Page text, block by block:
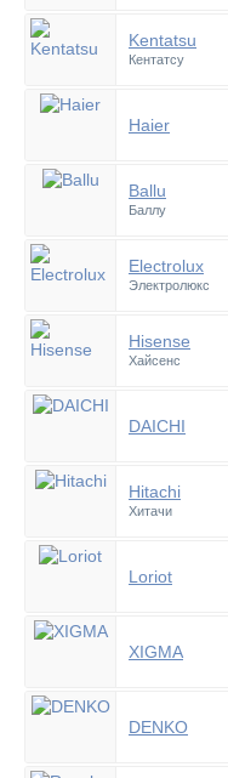
Kentatsu
Кентатсу
Haier
Ballu
Баллу
Electrolux
Электролюкс
Hisense
Хайсенс
DAICHI
Hitachi
Хитачи
Loriot
XIGMA
DENKO